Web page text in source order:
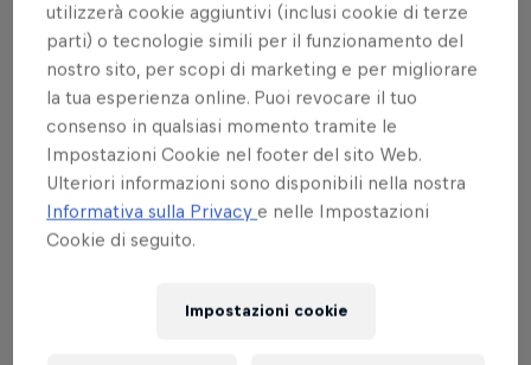
Guarda anche
Giorgio Terruzzi racconta la Formula 1 | I
podcast
Le più belle storie di Motorsport raccontate
dalla sua inconfondibile voce
utilizzerà cookie aggiuntivi (inclusi cookie di terze
parti) o tecnologie simili per il funzionamento del
nostro sito, per scopi di marketing e per migliorare
la tua esperienza online. Puoi revocare il tuo
consenso in qualsiasi momento tramite le
Impostazioni Cookie nel footer del sito Web.
Ulteriori informazioni sono disponibili nella nostra
Informativa sulla Privacye nelle Impostazioni
Cookie di seguito.
Impostazioni cookie